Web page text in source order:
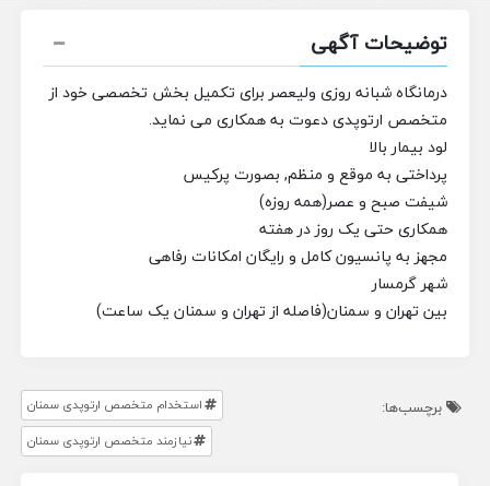
توضیحات آگهی
درمانگاه شبانه روزی ولیعصر برای تکمیل بخش تخصصی خود از
متخصص ارتوپدیدعوت به همکاری می نماید.
لود بیمار بالا
پرداختی به موقع و منظم, بصورت پرکیس
شیفت صبح و عصر(همه روزه)
همکاری حتی یک روز در هفته
مجهز به پانسیون کامل و رایگان امکانات رفاهی
شهر گرمسار
بین تهران و سمنان(فاصله از تهران و سمنان یک ساعت)
برچسب‌ها:
استخدام متخصص ارتوپدی سمنان
نیازمند متخصص ارتوپدی سمنان